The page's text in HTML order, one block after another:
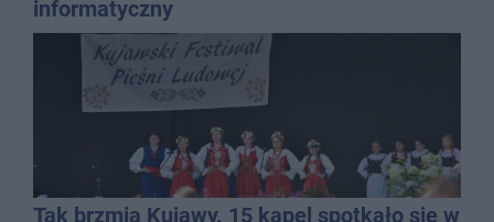
informatyczny
Tak brzmią Kujawy. 15 kapel spotkało się w